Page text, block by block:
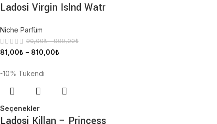
Ladosi Virgin Islnd Watr
Niche Parfüm
90,00₺ –900,00₺
81,00₺ – 810,00₺
-10% Tükendi
Seçenekler
Ladosi Killan – Princess